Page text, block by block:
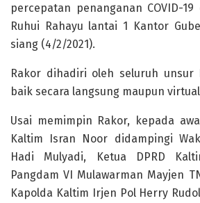
percepatan penanganan COVID-
Ruhui Rahayu lantai 1 Kantor
siang (4/2/2021).
Rakor dihadiri oleh seluruh unsur
baik secara langsung maupun
Usai memimpin Rakor, kepada
Kaltim Isran Noor didampingi
Hadi Mulyadi, Ketua DPRD
Pangdam VI Mulawarman Mayjen
Kapolda Kaltim Irjen Pol Herry